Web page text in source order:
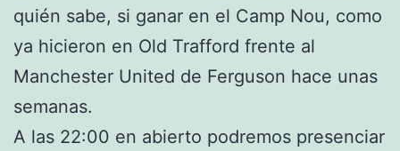
quién sabe, si ganar en el Camp Nou, como
ya hicieron en Old Trafford frente al
Manchester United de Ferguson hace unas
semanas.
A las 22:00 en abierto podremos presenciar